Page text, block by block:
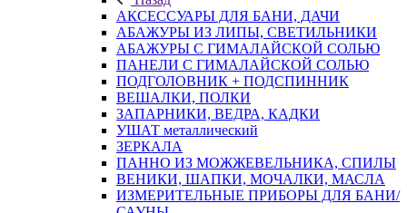
АКСЕССУАРЫ ДЛЯ БАНИ, ДАЧИ
АБАЖУРЫ ИЗ ЛИПЫ, СВЕТИЛЬНИКИ
АБАЖУРЫ С ГИМАЛАЙСКОЙ СОЛЬЮ
ПАНЕЛИ С ГИМАЛАЙСКОЙ СОЛЬЮ
ПОДГОЛОВНИК + ПОДСПИННИК
ВЕШАЛКИ, ПОЛКИ
ЗАПАРНИКИ, ВЕДРА, КАДКИ
УШАТ металлический
ЗЕРКАЛА
ПАННО ИЗ МОЖЖЕВЕЛЬНИКА, СПИЛЫ
ВЕНИКИ, ШАПКИ, МОЧАЛКИ, МАСЛА
ИЗМЕРИТЕЛЬНЫЕ ПРИБОРЫ ДЛЯ БАНИ/